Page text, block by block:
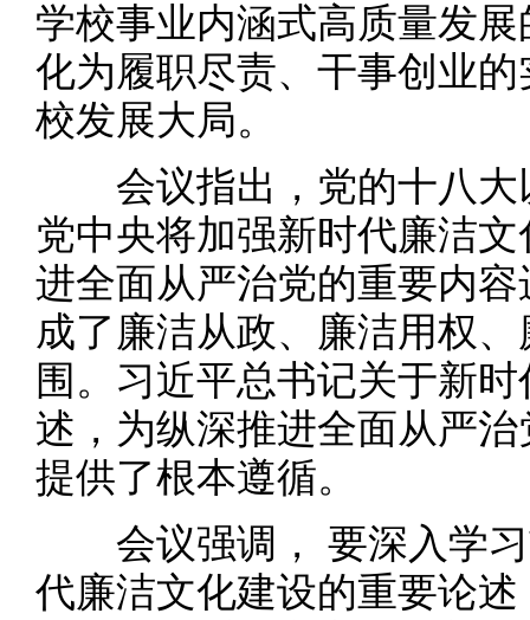
学校事业内涵式高质量发
化为履职尽责、干事创业
校发展大局。
会议指出，党的十八大
党中央将加强新时代廉洁
进全面从严治党的重要内
成了廉洁从政、廉洁用权
围。习近平总书记关于新
述，为纵深推进全面从严
提供了根本遵循。
会议强调， 要深入学习
代廉洁文化建设的重要论